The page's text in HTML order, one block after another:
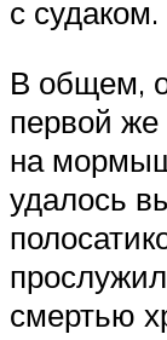
с судаком.
В общем,
первой же
на
удалось
смертью